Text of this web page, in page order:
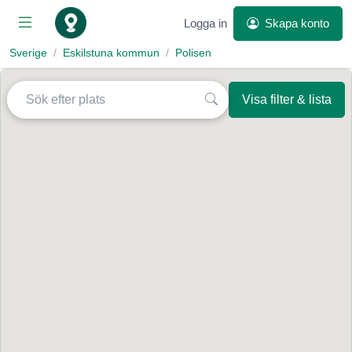
Logga in Skapa konto
Sverige Eskilstuna kommun Polisen
Visa filter & lista